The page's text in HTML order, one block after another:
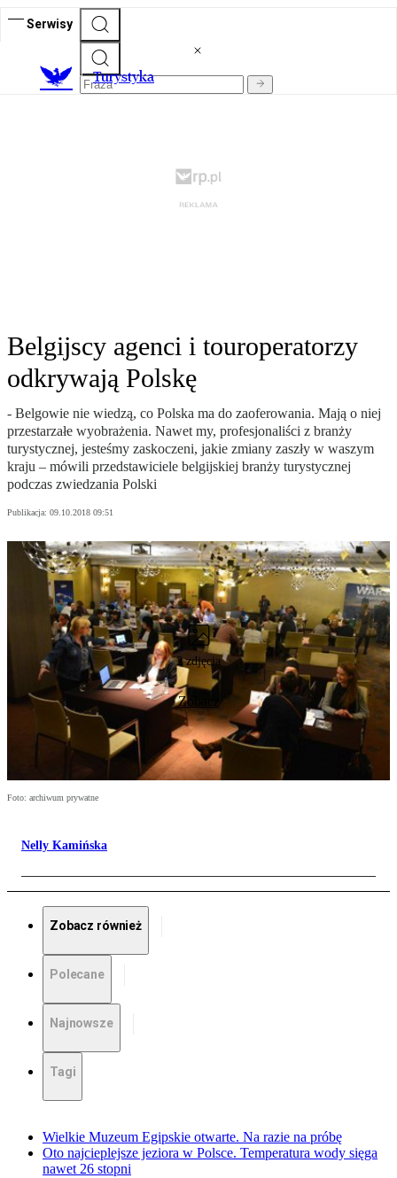
Serwisy
Turystyka
Belgijscy agenci i touroperatorzy
odkrywają Polskę
- Belgowie nie wiedzą, co Polska ma do zaoferowania. Mają o niej
przestarzałe wyobrażenia. Nawet my, profesjonaliści z branży
turystycznej, jesteśmy zaskoczeni, jakie zmiany zaszły w waszym
kraju – mówili przedstawiciele belgijskiej branży turystycznej
podczas zwiedzania Polski
Publikacja: 09.10.2018 09:51
2 zdjęcia
Zobacz
Foto: archiwum prywatne
Nelly Kamińska
Zobacz również
Polecane
Najnowsze
Tagi
Wielkie Muzeum Egipskie otwarte. Na razie na próbę
Oto najcieplejsze jeziora w Polsce. Temperatura wody sięga
nawet 26 stopni